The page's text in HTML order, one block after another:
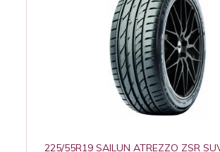
225/55R19 SAILUN ATREZZO ZSR